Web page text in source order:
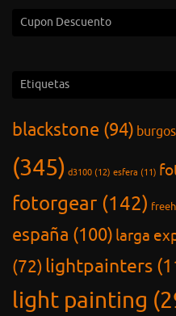
Cupon Descuento
Etiquetas
blackstone (94) burgos
(345) d3100 (12) esfera (11)
fotorgear (142)
españa (100) larga
(72)lightpainters
light painting